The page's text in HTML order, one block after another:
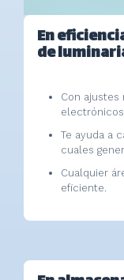
En
de
Con ajustes
electrónicos
Te ayuda a
cuales
Cualquier
eficiente.